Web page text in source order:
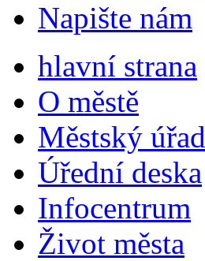
Napište nám
hlavní strana
O městě
Městský úřad
Úřední deska
Infocentrum
Život města